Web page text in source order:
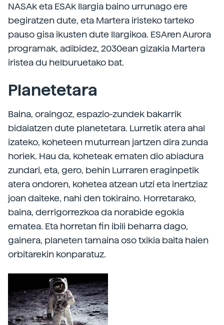
NASAk eta ESAk Ilargia baino urrunago ere
begiratzen dute, eta Martera iristeko tarteko
pauso gisa ikusten dute Ilargikoa. ESAren Aurora
programak, adibidez, 2030ean gizakia Martera
iristea du helburuetako bat.
Planetetara
Baina, oraingoz, espazio-zundek bakarrik
bidaiatzen dute planetetara. Lurretik atera ahal
izateko, koheteen muturrean jartzen dira zunda
horiek. Hau da, koheteak ematen dio abiadura
zundari, eta, gero, behin Lurraren eraginpetik
atera ondoren, kohetea atzean utzi eta inertziaz
joan daiteke, nahi den tokiraino. Horretarako,
baina, derrigorrezkoa da norabide egokia
ematea. Eta horretan fin ibili beharra dago,
gainera, planeten tamaina oso txikia baita haien
orbitarekin konparatuz.